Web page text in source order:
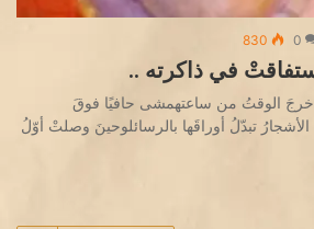
0
830
في ذاكرته ..
الوقتُ من ساعتهمشى حافيًا فوقَ
تبدّلُ أوراقَها بالرسائلوحينَ وصلتْ أوّلُ